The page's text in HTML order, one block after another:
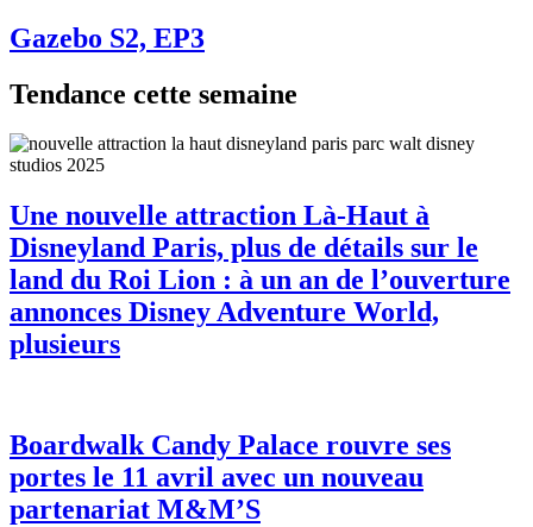
Gazebo S2, EP3
Tendance cette semaine
Une nouvelle attraction Là-Haut à
Disneyland Paris, plus de détails sur le
land du Roi Lion : à un an de l’ouverture
annonces Disney Adventure World,
plusieurs
Boardwalk Candy Palace rouvre ses
portes le 11 avril avec un nouveau
partenariat M&M’S